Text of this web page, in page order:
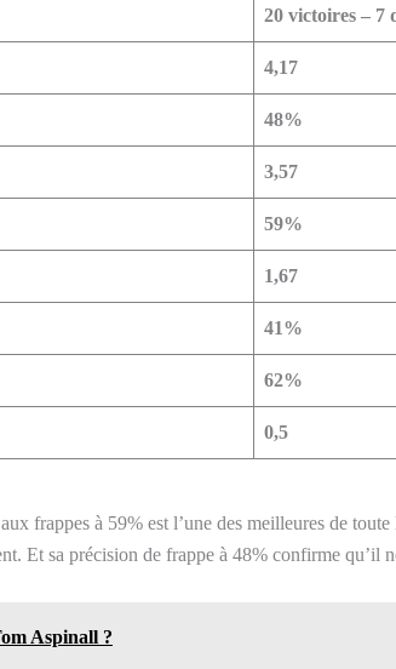
20 victoires – 7
4,17
48%
3,57
59%
1,67
41%
62%
0,5
frappes à 59% est l’une des meilleures de
Et sa précision de frappe à 48% confirme qu’il
Aspinall ?